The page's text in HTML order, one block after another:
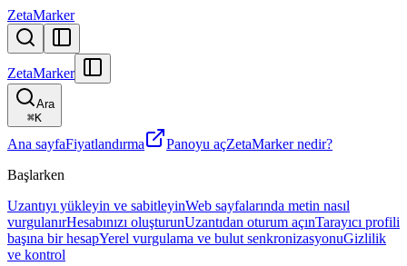
ZetaMarker
ZetaMarker
Ara
⌘K
Ana sayfaFiyatlandırma Panoyu açZetaMarker nedir?
Başlarken
Uzantıyı yükleyin ve sabitleyinWeb sayfalarında metin nasıl
vurgulanırHesabınızı oluşturunUzantıdan oturum açınTarayıcı profili
başına bir hesapYerel vurgulama ve bulut senkronizasyonuGizlilik
ve kontrol